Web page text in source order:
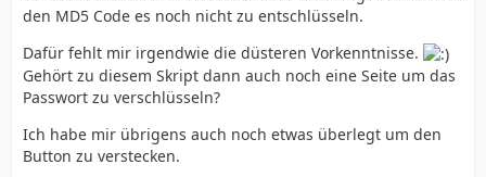
den MD5 Code es noch nicht zu entschlüsseln.
Dafür fehlt mir irgendwie die düsteren Vorkenntnisse.
Gehört zu diesem Skript dann auch noch eine Seite um das
Passwort zu verschlüsseln?
Ich habe mir übrigens auch noch etwas überlegt um den
Button zu verstecken.